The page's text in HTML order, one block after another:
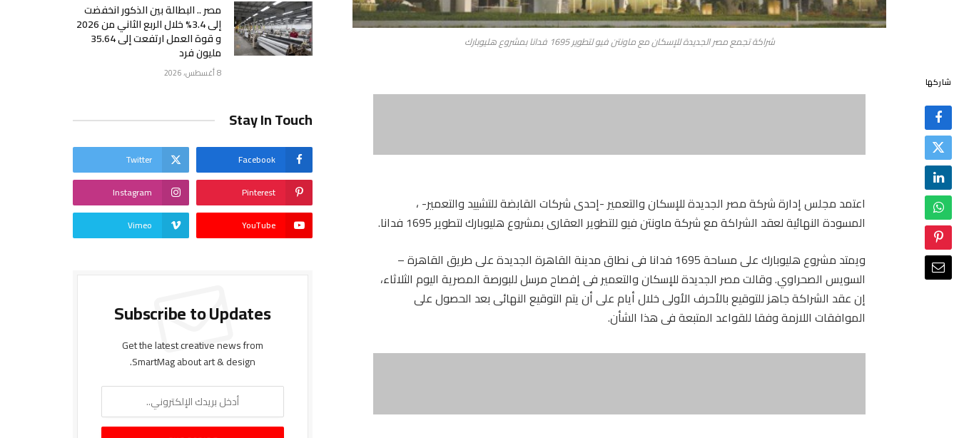
شراكة تجمع مصر الجديدة للإسكان مع ماونتن فيو لتطوير 1695 فدانا بمشروع هليوبارك
شاركها
اعتمد مجلس إدارة شركة مصر الجديدة للإسكان والتعمير -إحدى شركات القابضة للتشييد والتعمير- ،
المسودة النهائية لعقد الشراكة مع شركة ماونتن فيو للتطوير العقارى بمشروع هليوبارك لتطوير 1695 فدانا.
ويمتد مشروع هليوبارك على مساحة 1695 فدانا فى نطاق مدينة القاهرة الجديدة على طريق القاهرة –
السويس الصحراوي. وقالت مصر الجديدة للإسكان والتعمير فى إفصاح مرسل للبورصة المصرية اليوم الثلاثاء،
إن عقد الشراكة جاهز للتوقيع بالأحرف الأولى خلال أيام على أن يتم التوقيع النهائى بعد الحصول على
الموافقات اللازمة وفقا للقواعد المتبعة فى هذا الشأن.
مصر .. البطالة بين الذكور انخفضت
إلى 3.4% خلال الربع الثاني من 2026
و قوة العمل ارتفعت إلى 35.64
مليون فرد
8 أغسطس، 2026
Stay In Touch
Facebook
Twitter
Pinterest
Instagram
YouTube
Vimeo
Subscribe to Updates
Get the latest creative news from
SmartMag about art & design.